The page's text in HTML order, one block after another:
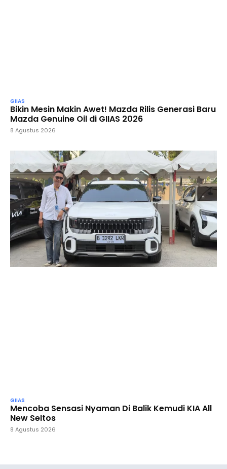
GIIAS
Bikin Mesin Makin Awet! Mazda Rilis Generasi Baru
Mazda Genuine Oil di GIIAS 2026
8 Agustus 2026
GIIAS
Mencoba Sensasi Nyaman Di Balik Kemudi KIA All
New Seltos
8 Agustus 2026